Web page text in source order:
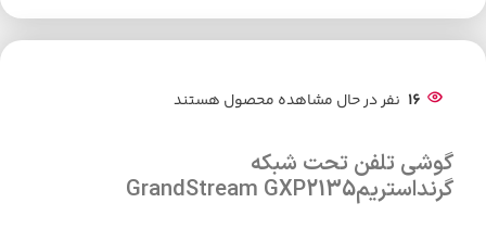
16 نفر در حال مشاهده محصول هستند
گوشی تلفن تحت شبکه
گرنداستریمGrandStream GXP2135